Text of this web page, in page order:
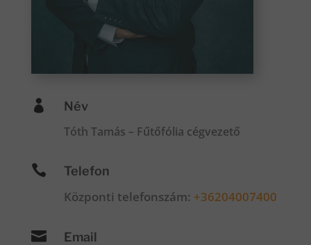
 Név
Tóth Tamás – Fűtőfólia cégvezető
 Telefon
Központi telefonszám: +36204007400
 Email